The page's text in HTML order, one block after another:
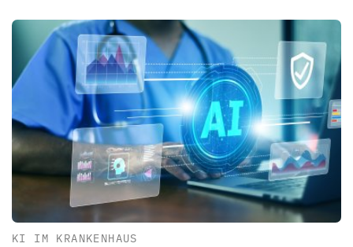
KI IM KRANKENHAUS